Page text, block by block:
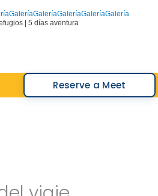
GaleríaGaleríaGaleríaGaleríaGalería
| 5 días aventura
Reserve a Meet